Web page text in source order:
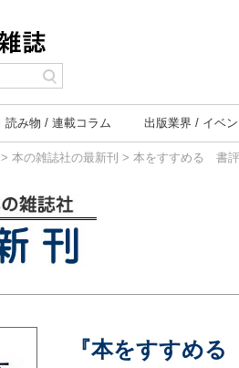
読み物 連載コラム 出版業界 イベ
> 本の雑誌社の最新刊 > 本をすすめる 書
『本をすすめ